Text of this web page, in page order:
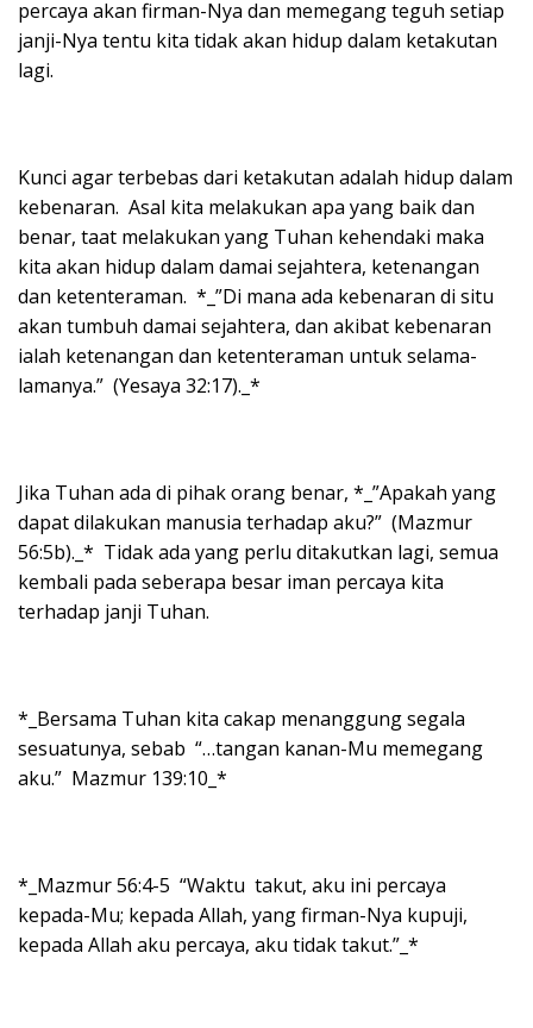
percaya akan firman-Nya dan memegang teguh setiap
janji-Nya tentu kita tidak akan hidup dalam ketakutan
lagi.
Kunci agar terbebas dari ketakutan adalah hidup dalam
kebenaran. Asal kita melakukan apa yang baik dan
benar, taat melakukan yang Tuhan kehendaki maka
kita akan hidup dalam damai sejahtera, ketenangan
dan ketenteraman. *_”Di mana ada kebenaran di situ
akan tumbuh damai sejahtera, dan akibat kebenaran
ialah ketenangan dan ketenteraman untuk selama-
lamanya.” (Yesaya 32:17)._*
Jika Tuhan ada di pihak orang benar, *_”Apakah yang
dapat dilakukan manusia terhadap aku?” (Mazmur
56:5b)._* Tidak ada yang perlu ditakutkan lagi, semua
kembali pada seberapa besar iman percaya kita
terhadap janji Tuhan.
*_Bersama Tuhan kita cakap menanggung segala
sesuatunya, sebab “…tangan kanan-Mu memegang
aku.” Mazmur 139:10_*
*_Mazmur 56:4-5 “Waktu takut, aku ini percaya
kepada-Mu; kepada Allah, yang firman-Nya kupuji,
kepada Allah aku percaya, aku tidak takut.”_*